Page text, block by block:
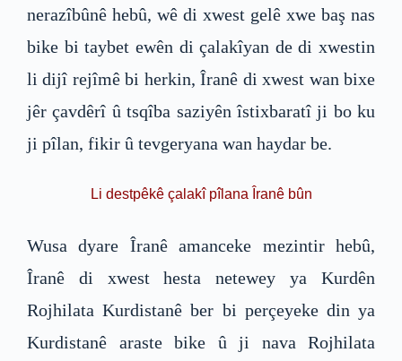
nerazîbûnê hebû, wê di xwest gelê xwe baş nas
bike bi taybet ewên di çalakîyan de di xwestin
li dijî rejîmê bi herkin, Îranê di xwest wan bixe
jêr çavdêrî û tsqîba saziyên îstixbaratî ji bo ku
ji pîlan, fikir û tevgeryana wan haydar be.
Li destpêkê çalakî pîlana Îranê bûn
Wusa dyare Îranê amanceke mezintir hebû,
Îranê di xwest hesta netewey ya Kurdên
Rojhilata Kurdistanê ber bi perçeyeke din ya
Kurdistanê araste bike û ji nava Rojhilata